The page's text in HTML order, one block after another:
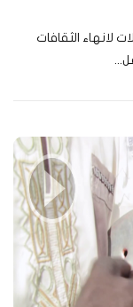
لانهاء الثقافات